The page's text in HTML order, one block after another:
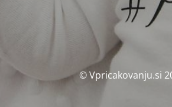
© Vpricakovanju.si